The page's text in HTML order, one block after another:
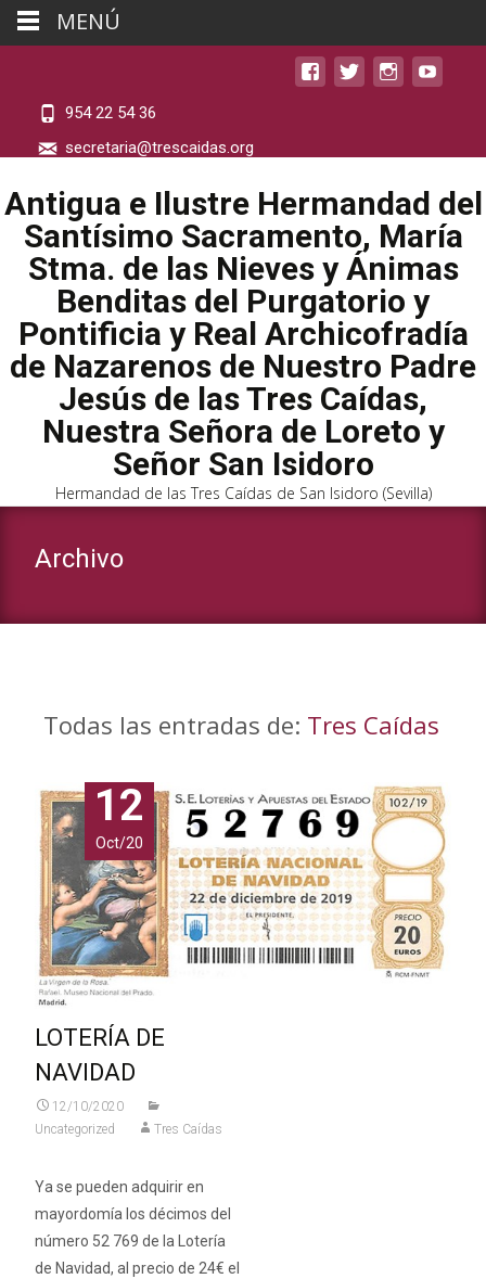
954 22 54 36
secretaria@trescaidas.org
Antigua e Ilustre Hermandad del
Santísimo Sacramento, María
Stma. de las Nieves y Ánimas
Benditas del Purgatorio y
Pontificia y Real Archicofradía
de Nazarenos de Nuestro Padre
Jesús de las Tres Caídas,
Nuestra Señora de Loreto y
Señor San Isidoro
Hermandad de las Tres Caídas de San Isidoro (Sevilla)
Archivo
Todas las entradas de: Tres Caídas
12
Oct/20
LOTERÍA DE
NAVIDAD
12/10/2020
Uncategorized
Tres Caídas
Ya se pueden adquirir en
mayordomía los décimos del
número 52 769 de la Lotería
de Navidad, al precio de 24€ el
MENÚ